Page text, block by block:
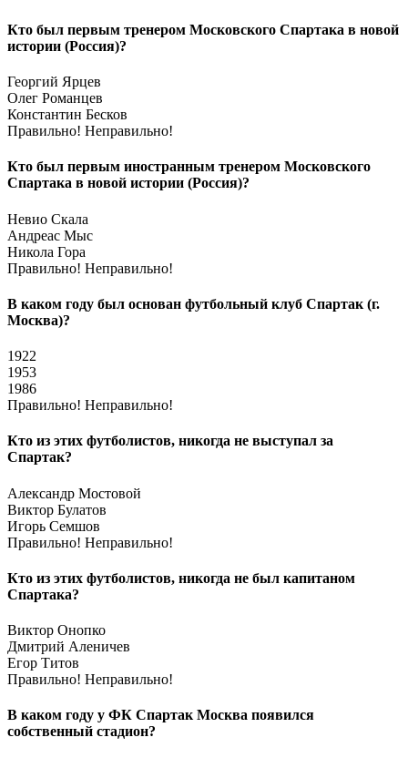
Кто был первым тренером Московского Спартака в новой
истории (Россия)?
Георгий Ярцев
Олег Романцев
Константин Бесков
Правильно! Неправильно!
Кто был первым иностранным тренером Московского
Спартака в новой истории (Россия)?
Невио Скала
Андреас Мыс
Никола Гора
Правильно! Неправильно!
В каком году был основан футбольный клуб Спартак (г.
Москва)?
1922
1953
1986
Правильно! Неправильно!
Кто из этих футболистов, никогда не выступал за
Спартак?
Александр Мостовой
Виктор Булатов
Игорь Семшов
Правильно! Неправильно!
Кто из этих футболистов, никогда не был капитаном
Спартака?
Виктор Онопко
Дмитрий Аленичев
Егор Титов
Правильно! Неправильно!
В каком году у ФК Спартак Москва появился
собственный стадион?